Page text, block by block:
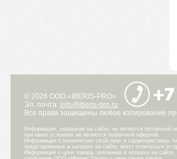
© 2026 ООО «IBERIS-PRO»
Эл. почта: info@iberis-pro.ru
Все права защищены любое копирование
Информация, указанная на сайте, не является публичной
при каких условиях не является публичной офертой.
Информация о технических свойствах и
представленных в каталоге на сайте, могут отличаться от
Информация о цене товара, указанная в каталоге на